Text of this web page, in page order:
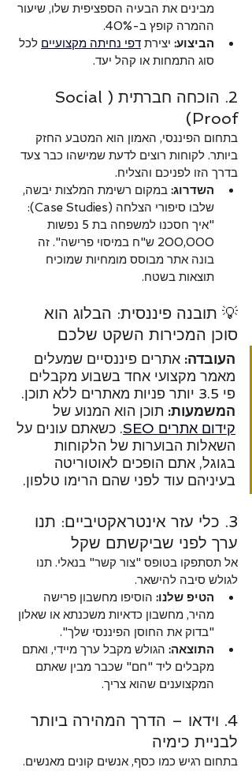
מבינים את הבעיה הספציפית שלו, שיעור
ההמרה קופץ ב-40%.
הביצוע: יצירת דפי נחיתה מקצועיים לכל
סוג התמחות או קהל יעד.
2. הוכחה חברתית (Social
Proof)
בתחום הפיננסי, האמון הוא המטבע החזק
ביותר. לקוחות רוצים לדעת שמישהו כבר צעד
בדרך הזו לפניכם והצליח.
השדרוג: במקום רשימת המלצות יבשה,
שלבו סיפורי הצלחה (Case Studies):
"איך חסכנו למשפחה בת 5 נפשות
200,000 ש"ח במיסוי פרישה". זה
בונה אתר מבוסס מומחיות שמוכיח
תוצאות בשטח.
💡 תובנה פיננסית: הבלוג הוא
סוכן המכירות השקט שלכם
העובדה: אתרים פיננסיים שמעלים
מאמר מקצועי אחד בשבוע מקבלים
פי 3.5 יותר פניות מאתרים ללא תוכן.
המשמעות: תוכן הוא המנוע של
קידום אתרים SEO
. כשאתם עונים על
השאלות הבוערות של הלקוחות
בגוגל, אתם הופכים לאוטוריטה
בעיניהם עוד לפני שהם הרימו טלפון.
3. כלי עזר אינטראקטיביים: תנו
ערך לפני שביקשתם שקל
אל תסתפקו בטופס "צור קשר" בנאלי. תנו
לגולש סיבה להישאר.
הטיפ שלנו: הוסיפו מחשבון פרישה
מהיר, מחשבון כדאיות משכנתא או שאלון
"בדוק את החוסן הפיננסי שלך".
התוצאה: הגולש מקבל ערך מיידי, ואתם
מקבלים ליד "חם" שכבר מבין שאתם
המקצוענים שהוא צריך.
4. וידאו – הדרך המהירה ביותר
לבניית כימיה
בתחום רגיש כמו כסף, אנשים קונים מאנשים.